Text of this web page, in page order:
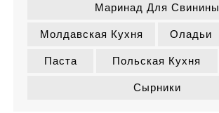
Маринад Для Свинины
Молдавская Кухня Оладьи
Паста Польская Кухня
Сырники